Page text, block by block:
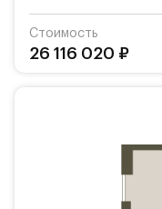
Стоимость
26 116 020 ₽